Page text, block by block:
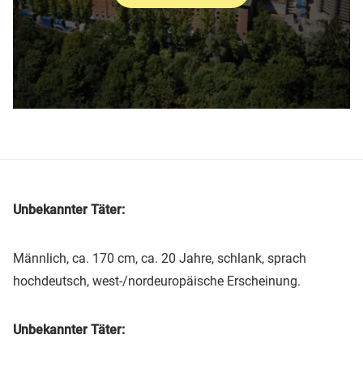
Unbekannter Täter:
Männlich, ca. 170 cm, ca. 20 Jahre, schlank, sprach
hochdeutsch, west-/nordeuropäische Erscheinung.
Unbekannter Täter: